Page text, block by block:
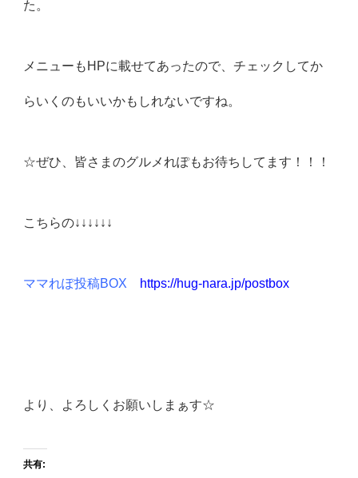
た。
メニューもHPに載せてあったので、チェックしてか
らいくのもいいかもしれないですね。
☆ぜひ、皆さまのグルメれぽもお待ちしてます！！！
こちらの↓↓↓↓↓↓
ママれぽ投稿BOX https://hug-nara.jp/postbox
より、よろしくお願いしまぁす☆
共有: